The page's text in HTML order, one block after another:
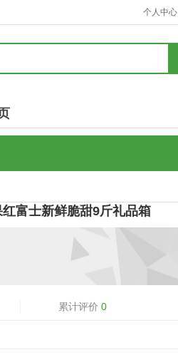
个人中心
红富士新鲜脆甜9斤礼品箱
累计评价 0